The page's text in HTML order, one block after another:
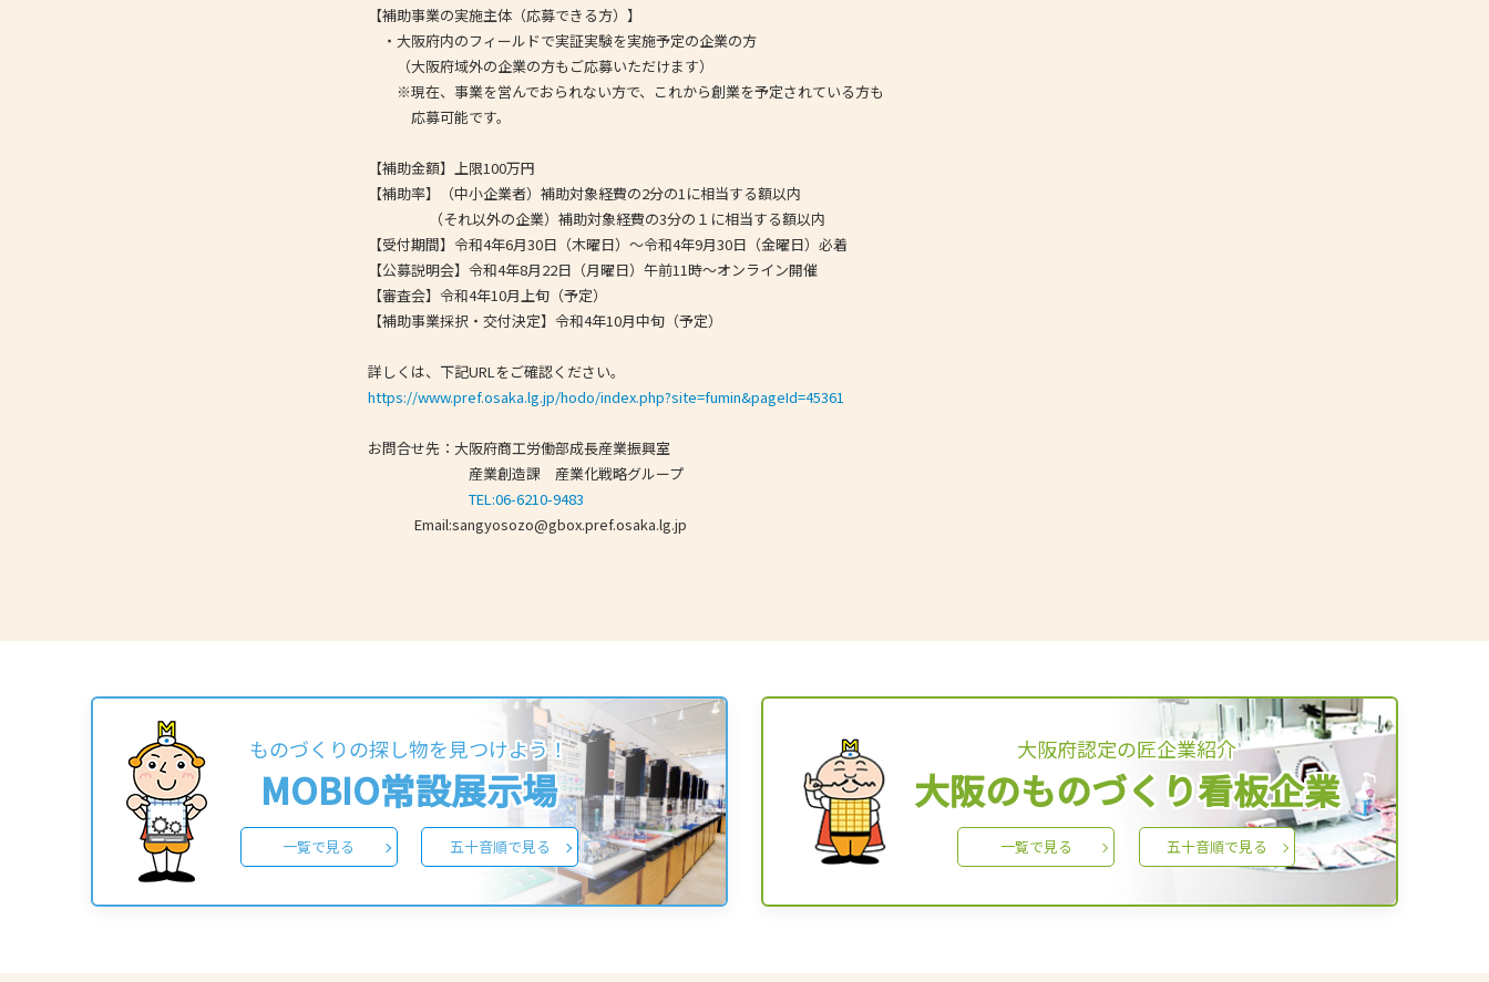
【補助事業の実施主体（応募できる方）】
・大阪府内のフィールドで実証実験を実施予定の企業の方
（大阪府域外の企業の方もご応募いただけます）
※現在、事業を営んでおられない方で、これから創業を予定されている方も
応募可能です。
【補助金額】上限100万円
【補助率】（中小企業者）補助対象経費の2分の1に相当する額以内
（それ以外の企業）補助対象経費の3分の１に相当する額以内
【受付期間】令和4年6月30日（木曜日）～令和4年9月30日（金曜日）必着
【公募説明会】令和4年8月22日（月曜日）午前11時～オンライン開催
【審査会】令和4年10月上旬（予定）
【補助事業採択・交付決定】令和4年10月中旬（予定）
詳しくは、下記URLをご確認ください。
https://www.pref.osaka.lg.jp/hodo/index.php?site=fumin&pageId=45361
お問合せ先：大阪府商工労働部成長産業振興室
産業創造課 産業化戦略グループ
TEL:06-6210-9483
Email:sangyosozo@gbox.pref.osaka.lg.jp
ものづくりの探し物を見つけよう！
MOBIO常設展示場
一覧で見る 五十音順で見る
大阪府認定の匠企業紹介
大阪のものづくり看板企業
一覧で見る 五十音順で見る